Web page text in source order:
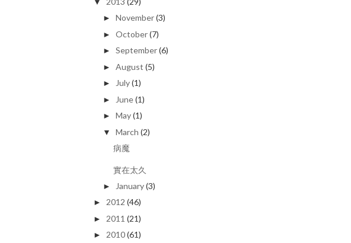
►November(3)
►October(7)
►September(6)
►August (5)
► July(1)
► June(1)
►May(1)
▼ March (2)
病魔
實在太久
► January(3)
► 2012 (46)
► 2011 (21)
► 2010 (61)